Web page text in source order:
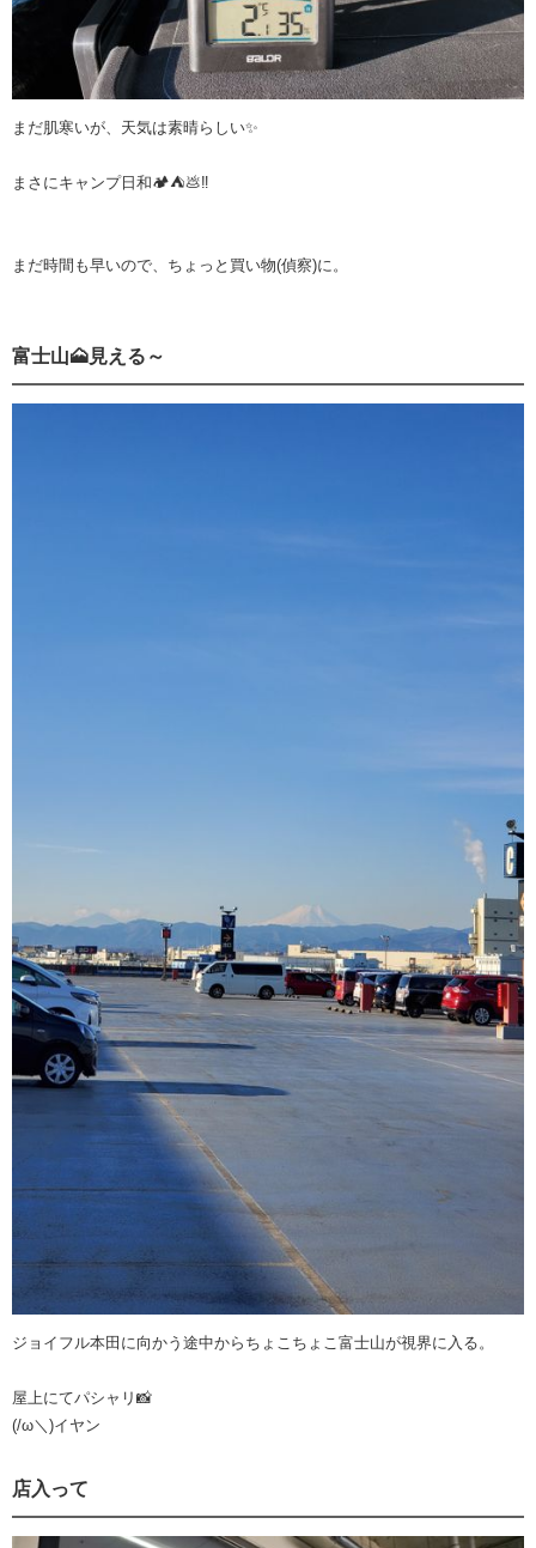
まだ肌寒いが、天気は素晴らしい✨
まさにキャンプ日和🏕⛺💩‼️
まだ時間も早いので、ちょっと買い物(偵察)に。
富士山🗻見える～
ジョイフル本田に向かう途中からちょこちょこ富士山が視界に入る。
屋上にてパシャリ📸
(/ω＼)イヤン
店入って